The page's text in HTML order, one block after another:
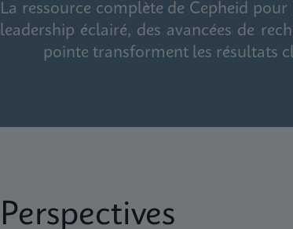
La ressource complète de Cepheid
leadership éclairé, des avancées de
pointe transforment les résultats
Perspectives